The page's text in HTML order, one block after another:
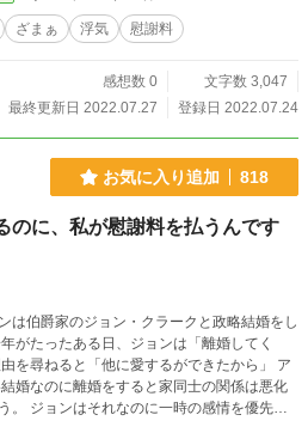
ざまぁ 浮気 慰謝料
感想数 0
文字数 3,047
最終更新日 2022.07.27
登録日 2022.07.24
お気に入り追加 818
のに、私が慰謝料を払うんです
は伯爵家のジョン・クラークと政略結婚をし
優先